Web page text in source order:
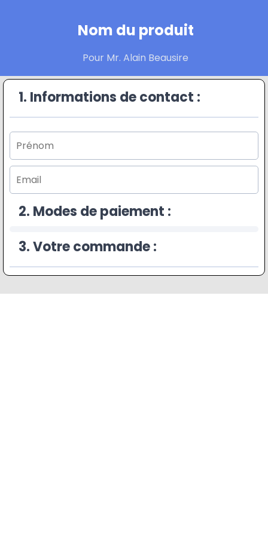
Nom du produit
Pour Mr. Alain Beausire
1. Informations de contact :
2. Modes de paiement :
3. Votre commande :